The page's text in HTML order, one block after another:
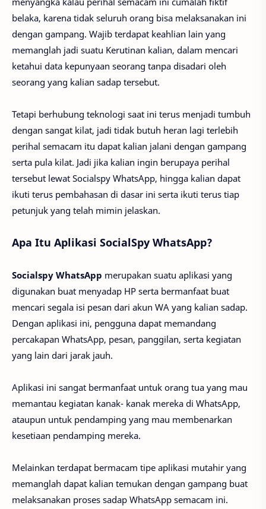
belaka, karena tidak seluruh orang bisa melaksanakan ini
dengan gampang. Wajib terdapat keahlian lain yang
memanglah jadi suatu Kerutinan kalian, dalam mencari
ketahui data kepunyaan seorang tanpa disadari oleh
seorang yang kalian sadap tersebut.
Tetapi berhubung teknologi saat ini terus menjadi tumbuh
dengan sangat kilat, jadi tidak butuh heran lagi terlebih
perihal semacam itu dapat kalian jalani dengan gampang
serta pula kilat. Jadi jika kalian ingin berupaya perihal
tersebut lewat Socialspy WhatsApp, hingga kalian dapat
ikuti terus pembahasan di dasar ini serta ikuti terus tiap
petunjuk yang telah mimin jelaskan.
Apa Itu Aplikasi SocialSpy WhatsApp?
Socialspy WhatsApp merupakan suatu aplikasi yang
digunakan buat menyadap HP serta bermanfaat buat
mencari segala isi pesan dari akun WA yang kalian sadap.
Dengan aplikasi ini, pengguna dapat memandang
percakapan WhatsApp, pesan, panggilan, serta kegiatan
yang lain dari jarak jauh.
Aplikasi ini sangat bermanfaat untuk orang tua yang mau
memantau kegiatan kanak- kanak mereka di WhatsApp,
ataupun untuk pendamping yang mau membenarkan
kesetiaan pendamping mereka.
Melainkan terdapat bermacam tipe aplikasi mutahir yang
memanglah dapat kalian temukan dengan gampang buat
melaksanakan proses sadap WhatsApp semacam ini.